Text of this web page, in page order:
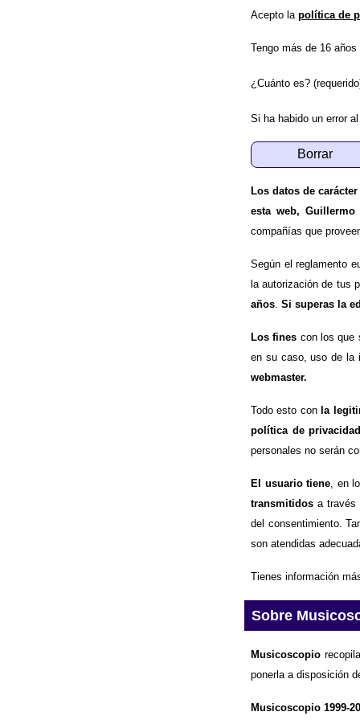
Acepto la política de
Tengo más de 16
¿Cuánto es?
Si ha habido un error
Los datos de carácter
esta web,
compañías que
Según el reglamento
la autorización de tus
años Si superas la
Los fines con los que
en su caso, uso de la
webmaster.
Todo esto con la
política de privacidad
personales no serán
El usuario tiene , en
transmitidos a través
del consentimiento.
son atendidas
Tienes información
Sobre
Musicoscopio
ponerla a disposición
Musicoscopio 1999-